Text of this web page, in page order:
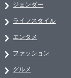
ジェンダー
ライフスタイル
エンタメ
ファッション
グルメ